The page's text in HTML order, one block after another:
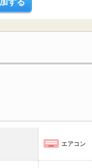
エアコン